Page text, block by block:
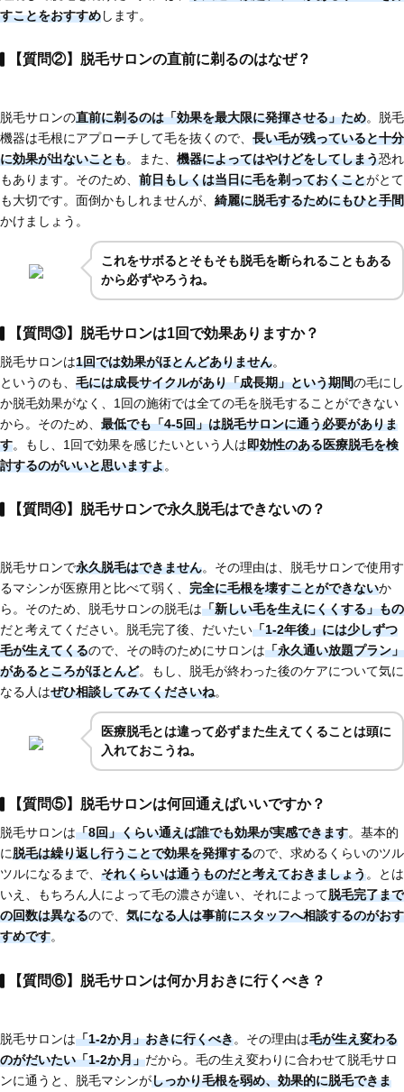
すことをおすすめします。
【質問②】脱毛サロンの直前に剃るのはなぜ？
脱毛サロンの直前に剃るのは「効果を最大限に発揮させる」ため。脱毛
機器は毛根にアプローチして毛を抜くので、 長い毛が残っていると十分
に効果が出ないことも。また、 機器によってはやけどをしてしまう恐れ
もあります。そのため、 前日もしくは当日に毛を剃っておくことがとて
も大切です。面倒かもしれませんが、 綺麗に脱毛するためにもひと手間
かけましょう。
これをサボるとそもそも脱毛を断られることもある
から必ずやろうね。
【質問③】脱毛サロンは1回で効果ありますか？
脱毛サロンは1回では効果がほとんどありません。
というのも、 毛には成長サイクルがあり「成長期」という期間の毛にし
か脱毛効果がなく、1回の施術では全ての毛を脱毛することができない
から。そのため、 最低でも「4-5回」は脱毛サロンに通う必要がありま
す。もし、1回で効果を感じたいという人は即効性のある医療脱毛を検
討するのがいいと思いますよ。
【質問④】脱毛サロンで永久脱毛はできないの？
脱毛サロンで永久脱毛はできません。その理由は、脱毛サロンで使用す
るマシンが医療用と比べて弱く、 完全に毛根を壊すことができないか
ら。そのため、脱毛サロンの脱毛は「新しい毛を生えにくくする」もの
だと考えてください。脱毛完了後、だいたい「1-2年後」には少しずつ
毛が生えてくるので、その時のためにサロンは「永久通い放題プラン」
があるところがほとんど。もし、脱毛が終わった後のケアについて気に
なる人はぜひ相談してみてくださいね。
医療脱毛とは違って必ずまた生えてくることは頭に
入れておこうね。
【質問⑤】脱毛サロンは何回通えばいいですか？
脱毛サロンは「8回」くらい通えば誰でも効果が実感できます。基本的
に脱毛は繰り返し行うことで効果を発揮するので、求めるくらいのツル
ツルになるまで、 それくらいは通うものだと考えておきましょう。とは
いえ、もちろん人によって毛の濃さが違い、それによって脱毛完了まで
の回数は異なるので、 気になる人は事前にスタッフへ相談するのがおす
すめです。
【質問⑥】脱毛サロンは何か月おきに行くべき？
脱毛サロンは「1-2か月」おきに行くべき。その理由は毛が生え変わる
のがだいたい「1-2か月」だから。毛の生え変わりに合わせて脱毛サロ
ンに通うと、脱毛マシンがしっかり毛根を弱め、効果的に脱毛できま